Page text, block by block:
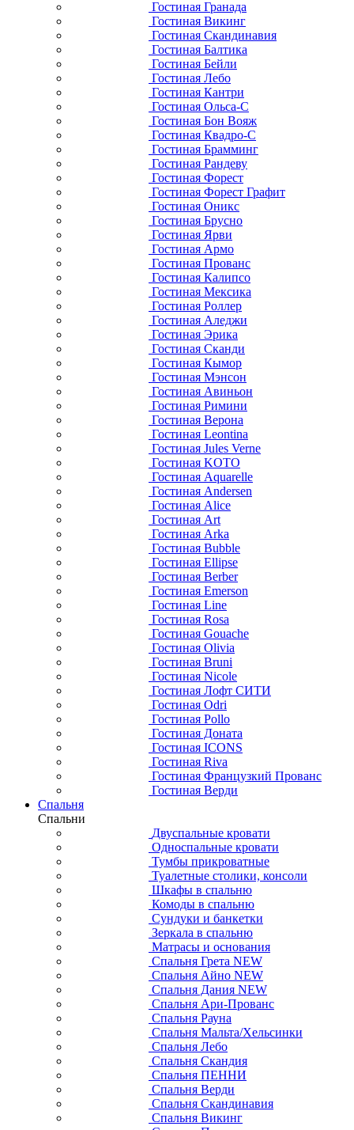
Гостиная Гранада
Гостиная Викинг
Гостиная Скандинавия
Гостиная Балтика
Гостиная Бейли
Гостиная Лебо
Гостиная Кантри
Гостиная Ольса-С
Гостиная Бон Вояж
Гостиная Квадро-С
Гостиная Брамминг
Гостиная Рандеву
Гостиная Форест
Гостиная Форест Графит
Гостиная Оникс
Гостиная Брусно
Гостиная Ярви
Гостиная Армо
Гостиная Прованс
Гостиная Калипсо
Гостиная Мексика
Гостиная Роллер
Гостиная Аледжи
Гостиная Эрика
Гостиная Сканди
Гостиная Кымор
Гостиная Мэнсон
Гостиная Авиньон
Гостиная Римини
Гостиная Верона
Гостиная Leontina
Гостиная Jules Verne
Гостиная KOTO
Гостиная Aquarelle
Гостиная Andersen
Гостиная Alice
Гостиная Art
Гостиная Arka
Гостиная Bubble
Гостиная Ellipse
Гостиная Berber
Гостиная Emerson
Гостиная Line
Гостиная Rosa
Гостиная Gouache
Гостиная Olivia
Гостиная Bruni
Гостиная Nicole
Гостиная Лофт СИТИ
Гостиная Odri
Гостиная Pollo
Гостиная Доната
Гостиная ICONS
Гостиная Riva
Гостиная Французкий Прованс
Гостиная Верди
Спальня
Спальни
Двуспальные кровати
Односпальные кровати
Тумбы прикроватные
Туалетные столики, консоли
Шкафы в спальню
Комоды в спальню
Сундуки и банкетки
Зеркала в спальню
Матрасы и основания
Спальня Грета NEW
Спальня Айно NEW
Спальня Дания NEW
Спальня Ари-Прованс
Спальня Рауна
Спальня Мальта/Хельсинки
Спальня Лебо
Спальня Скандия
Спальня ПЕННИ
Спальня Верди
Спальня Скандинавия
Спальня Викинг